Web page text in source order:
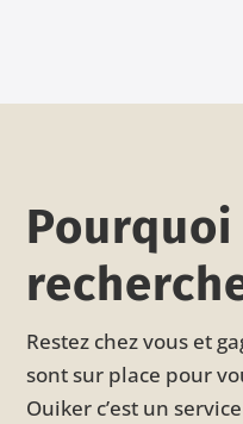
Restez chez vous et
sont sur place pour
Ouiker c’est un